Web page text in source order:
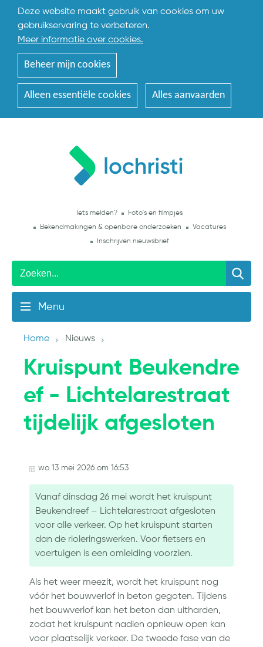
Deze website maakt gebruik van cookies om uw
gebruikservaring te verbeteren.
Meer informatie over cookies.
Beheer mijn cookies
Alleen essentiële cookies Alles aanvaarden
Iets melden?
Foto's en filmpjes
Bekendmakingen & openbare onderzoeken
Vacatures
Inschrijven nieuwsbrief
Menu
Home Nieuws
Kruispunt Beukendre
ef - Lichtelarestraat
tijdelijk afgesloten
wo 13 mei 2026 om 16:53
Vanaf dinsdag 26 mei wordt het kruispunt
Beukendreef – Lichtelarestraat afgesloten
voor alle verkeer. Op het kruispunt starten
dan de rioleringswerken. Voor fietsers en
voertuigen is een omleiding voorzien.
Als het weer meezit, wordt het kruispunt nog
vóór het bouwverlof in beton gegoten. Tijdens
het bouwverlof kan het beton dan uitharden,
zodat het kruispunt nadien opnieuw open kan
voor plaatselijk verkeer. De tweede fase van de